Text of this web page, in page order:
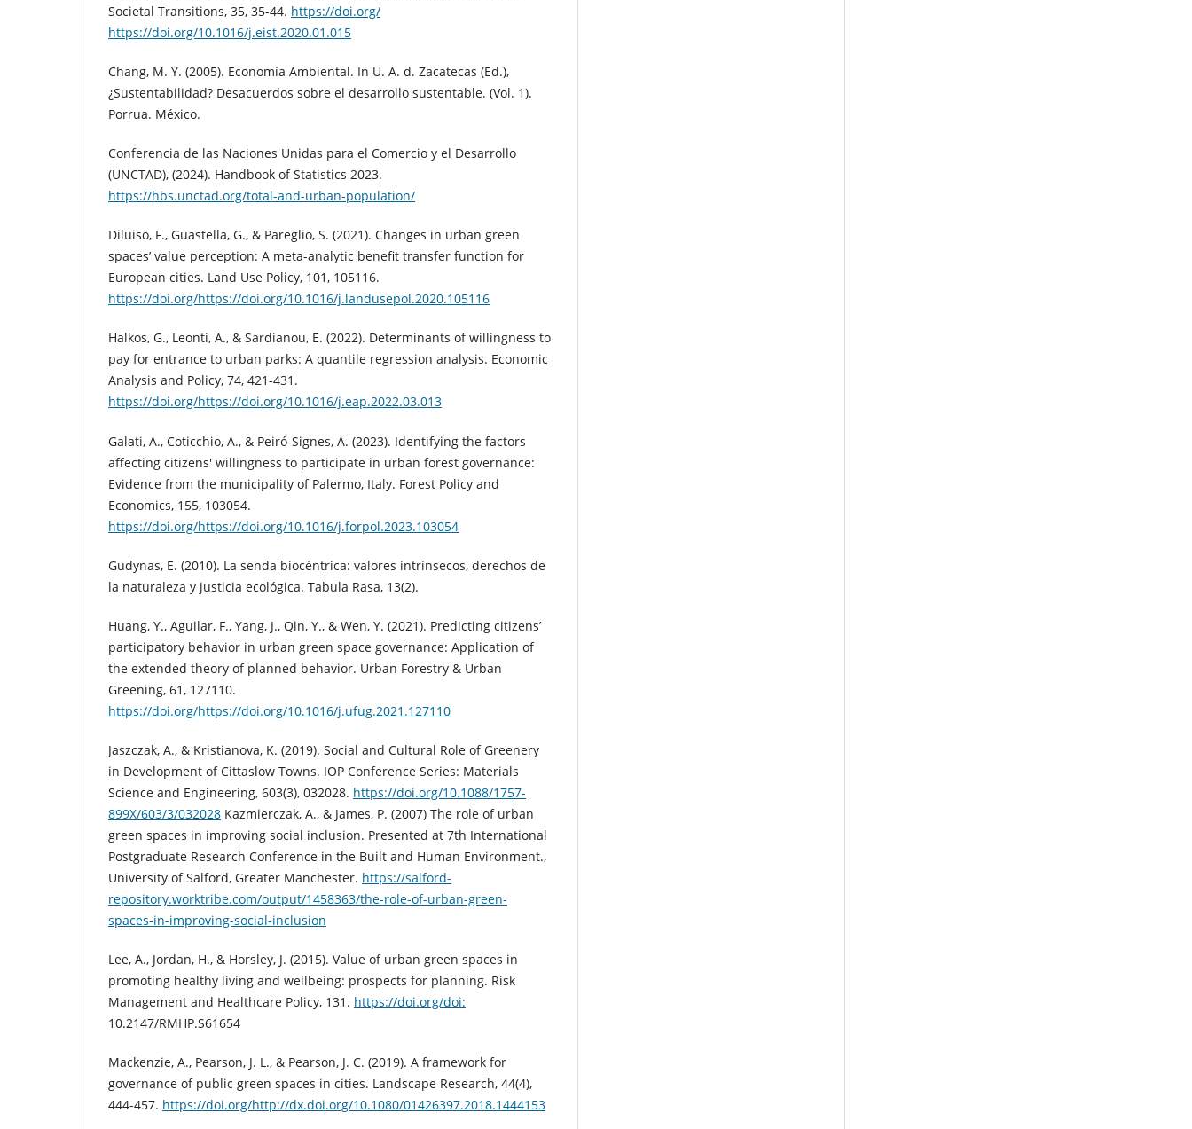
Societal Transitions, 35, 35-44. https://doi.org/
https://doi.org/10.1016/j.eist.2020.01.015
Chang, M. Y. (2005). Economía Ambiental. In U. A. d. Zacatecas (Ed.),
¿Sustentabilidad? Desacuerdos sobre el desarrollo sustentable. (Vol. 1).
Porrua. México.
Conferencia de las Naciones Unidas para el Comercio y el Desarrollo
(UNCTAD), (2024). Handbook of Statistics 2023.
https://hbs.unctad.org/total-and-urban-population/
Diluiso, F., Guastella, G., & Pareglio, S. (2021). Changes in urban green
spaces’ value perception: A meta-analytic benefit transfer function for
European cities. Land Use Policy, 101, 105116.
https://doi.org/https://doi.org/10.1016/j.landusepol.2020.105116
Halkos, G., Leonti, A., & Sardianou, E. (2022). Determinants of willingness to
pay for entrance to urban parks: A quantile regression analysis. Economic
Analysis and Policy, 74, 421-431.
https://doi.org/https://doi.org/10.1016/j.eap.2022.03.013
Galati, A., Coticchio, A., & Peiró-Signes, Á. (2023). Identifying the factors
affecting citizens' willingness to participate in urban forest governance:
Evidence from the municipality of Palermo, Italy. Forest Policy and
Economics, 155, 103054.
https://doi.org/https://doi.org/10.1016/j.forpol.2023.103054
Gudynas, E. (2010). La senda biocéntrica: valores intrínsecos, derechos de
la naturaleza y justicia ecológica. Tabula Rasa, 13(2).
Huang, Y., Aguilar, F., Yang, J., Qin, Y., & Wen, Y. (2021). Predicting citizens’
participatory behavior in urban green space governance: Application of
the extended theory of planned behavior. Urban Forestry & Urban
Greening, 61, 127110.
https://doi.org/https://doi.org/10.1016/j.ufug.2021.127110
Jaszczak, A., & Kristianova, K. (2019). Social and Cultural Role of Greenery
in Development of Cittaslow Towns. IOP Conference Series: Materials
Science and Engineering, 603(3), 032028. https://doi.org/10.1088/1757-
899X/603/3/032028 Kazmierczak, A., & James, P. (2007) The role of urban
green spaces in improving social inclusion. Presented at 7th International
Postgraduate Research Conference in the Built and Human Environment.,
University of Salford, Greater Manchester. https://salford-
repository.worktribe.com/output/1458363/the-role-of-urban-green-
spaces-in-improving-social-inclusion
Lee, A., Jordan, H., & Horsley, J. (2015). Value of urban green spaces in
promoting healthy living and wellbeing: prospects for planning. Risk
Management and Healthcare Policy, 131. https://doi.org/doi:
10.2147/RMHP.S61654
Mackenzie, A., Pearson, J. L., & Pearson, J. C. (2019). A framework for
governance of public green spaces in cities. Landscape Research, 44(4),
444-457. https://doi.org/http://dx.doi.org/10.1080/01426397.2018.1444153